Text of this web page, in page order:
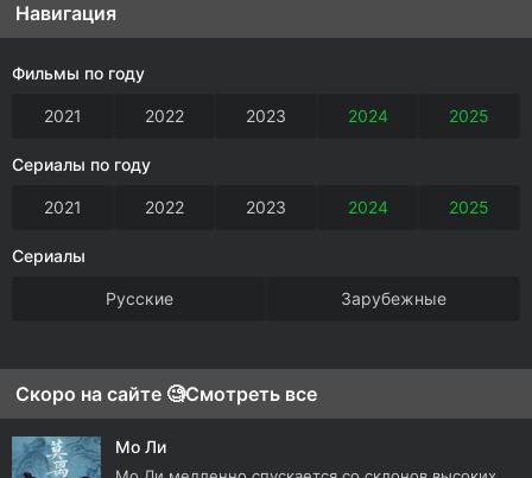
Навигация
Фильмы по году
2021 2022 2023 2024 2025
Сериалы по году
2021 2022 2023 2024 2025
Сериалы
Русские Зарубежные
Скоро на сайте 🧐Смотреть все
Мо Ли